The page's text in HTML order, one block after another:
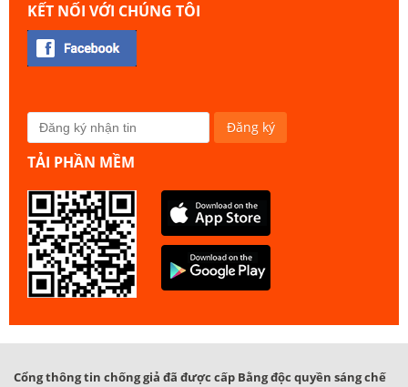
KẾT NỐI VỚI CHÚNG TÔI
TẢI PHẦN MỀM
Cổng thông tin chống giả đã được cấp Bằng độc quyền sáng chế